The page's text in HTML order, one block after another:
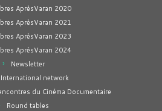
AprèsVaran 2020
AprèsVaran 2021
AprèsVaran 2023
AprèsVaran 2024
Newsletter
network
du Cinéma Documentaire
Round tables